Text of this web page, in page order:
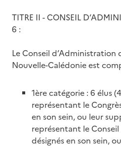
TITRE II - CONSEIL
6 :
Le Conseil
Nouvelle-Calédonie est
1ère catégorie : 6 élus
représentant le
en son sein, ou leur
représentant le
désignés en son sein,